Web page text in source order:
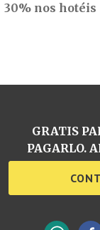
30% nos hotéis
GRATIS
PAGARLO.